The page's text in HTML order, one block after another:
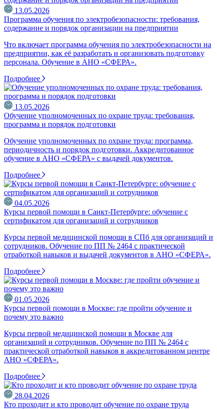
13.05.2026
Программа обучения по электробезопасности: требования,
содержание и порядок организации на предприятии
Что включает программа обучения по электробезопасности на
предприятии, как её разработать и организовать подготовку
персонала. Обучение в АНО «СФЕРА».
Подробнее
13.05.2026
Обучение уполномоченных по охране труда: требования,
программа и порядок подготовки
Обучение уполномоченных по охране труда: программа,
периодичность и порядок подготовки. Аккредитованное
обучение в АНО «СФЕРА» с выдачей документов.
Подробнее
04.05.2026
Курсы первой помощи в Санкт-Петербурге: обучение с
сертификатом для организаций и сотрудников
Курсы первой медицинской помощи в СПб для организаций и
сотрудников. Обучение по ПП № 2464 с практической
отработкой навыков и выдачей документов в АНО «СФЕРА».
Подробнее
01.05.2026
Курсы первой помощи в Москве: где пройти обучение и
почему это важно
Курсы первой медицинской помощи в Москве для
организаций и сотрудников. Обучение по ПП № 2464 с
практической отработкой навыков в аккредитованном центре
АНО «СФЕРА».
Подробнее
28.04.2026
Кто проходит и кто проводит обучение по охране труда